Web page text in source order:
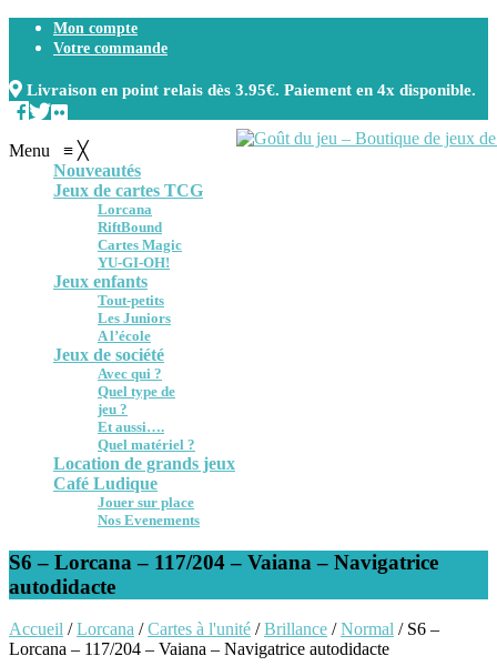
Mon compte
Votre commande
Livraison en point relais dès 3.95€. Paiement en 4x disponible.
Menu ≡ ╳
Nouveautés
Jeux de cartes TCG
Lorcana
RiftBound
Cartes Magic
YU-GI-OH!
Jeux enfants
Tout-petits
Les Juniors
A l’école
Jeux de société
Avec qui ?
Quel type de
jeu ?
Et aussi….
Quel matériel ?
Location de grands jeux
Café Ludique
Jouer sur place
Nos Evenements
S6 – Lorcana – 117/204 – Vaiana – Navigatrice
autodidacte
Accueil /Lorcana /Cartes à l'unité /Brillance /Normal / S6 –
Lorcana – 117/204 – Vaiana – Navigatrice autodidacte